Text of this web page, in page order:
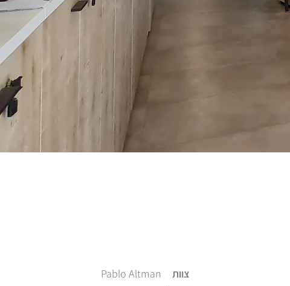
Pablo Altman
צוות